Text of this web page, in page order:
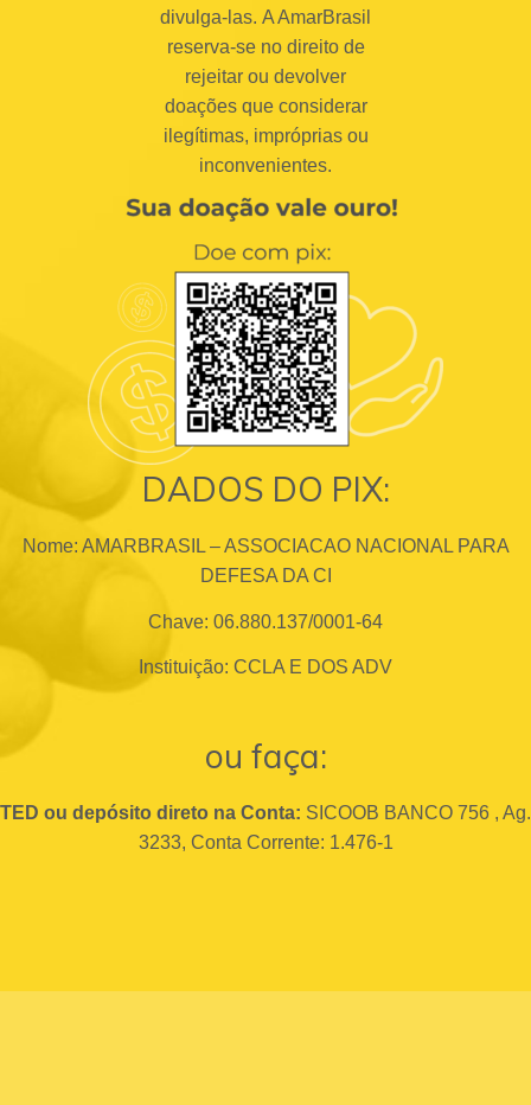
divulga-las. A AmarBrasil
reserva-se no direito de
rejeitar ou devolver
doações que considerar
ilegítimas, impróprias ou
inconvenientes.
DADOS DO PIX:
Nome: AMARBRASIL – ASSOCIACAO NACIONAL PARA
DEFESA DA CI
Chave: 06.880.137/0001-64
Instituição: CCLA E DOS ADV
ou faça:
TED ou depósito direto na Conta: SICOOB BANCO 756 , Ag.
3233, Conta Corrente: 1.476-1